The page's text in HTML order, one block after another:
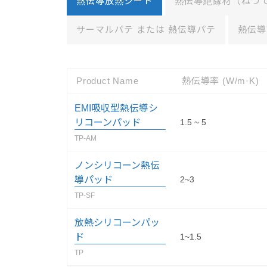
サーマルパテ または 熱伝導パテ 熱伝
Product Name 熱伝導率 (W/m·K)
EMI吸収型熱伝導シ
リコーンパッド
TP-AM
1.5 ~ 5
ノンシリコーン熱伝
導パッド
TP-SF
2~3
放熱シリコーンパッ
ド
TP
1~1.5